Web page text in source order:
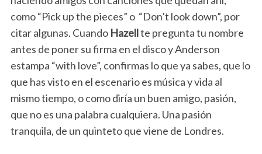
como “Pick up the pieces” o “Don’t look down”, por
citar algunas. Cuando Hazellte pregunta tu nombre
antes de poner su firma en el disco y Anderson
estampa “with love”, confirmas lo que ya sabes, que lo
que has visto en el escenario es música y vida al
mismo tiempo, o como diría un buen amigo, pasión,
que no es una palabra cualquiera. Una pasión
tranquila, de un quinteto que viene de Londres.